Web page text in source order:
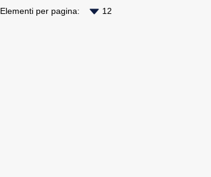
Elementi per pagina: